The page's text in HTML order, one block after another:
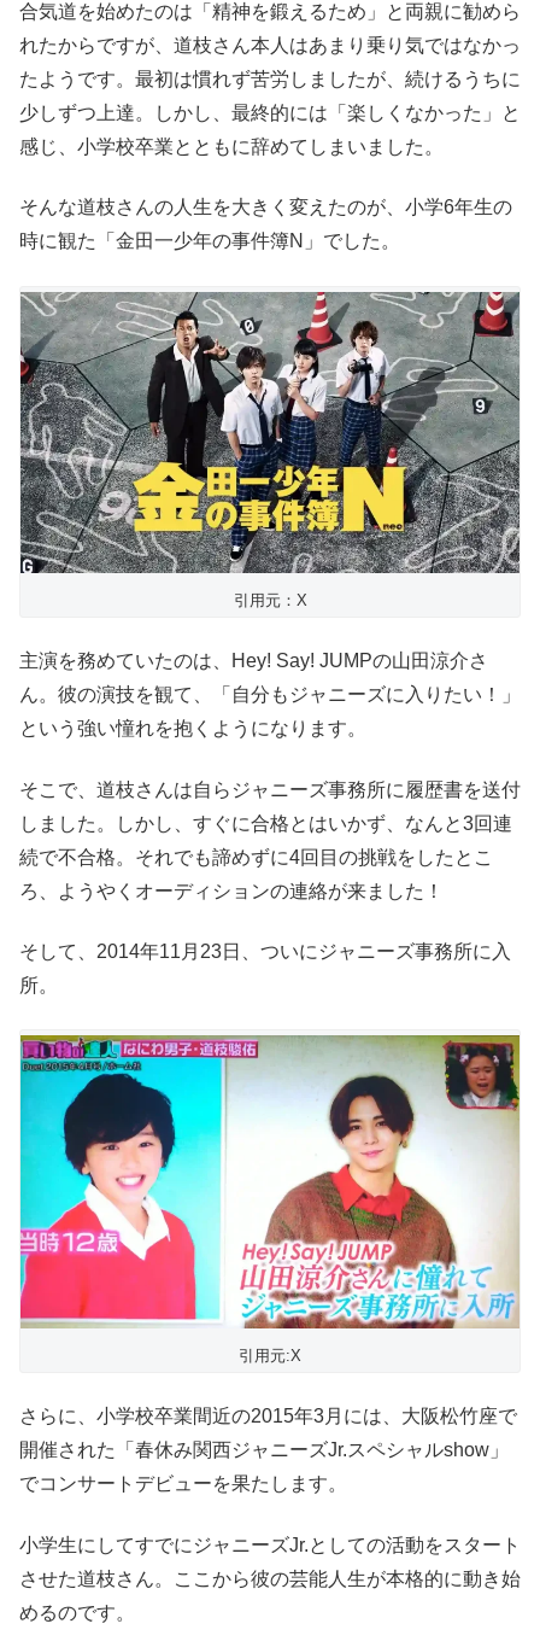
合気道を始めたのは「精神を鍛えるため」と両親に勧めら
れたからですが、道枝さん本人はあまり乗り気ではなかっ
たようです。最初は慣れず苦労しましたが、続けるうちに
少しずつ上達。しかし、最終的には「楽しくなかった」と
感じ、小学校卒業とともに辞めてしまいました。
そんな道枝さんの人生を大きく変えたのが、小学6年生の
時に観た「金田一少年の事件簿N」でした。
引用元：X
主演を務めていたのは、Hey! Say! JUMPの山田涼介さ
ん。彼の演技を観て、「自分もジャニーズに入りたい！」
という強い憧れを抱くようになります。
そこで、道枝さんは自らジャニーズ事務所に履歴書を送付
しました。しかし、すぐに合格とはいかず、なんと3回連
続で不合格。それでも諦めずに4回目の挑戦をしたとこ
ろ、ようやくオーディションの連絡が来ました！
そして、2014年11月23日、ついにジャニーズ事務所に入
所。
引用元:X
さらに、小学校卒業間近の2015年3月には、大阪松竹座で
開催された「春休み関西ジャニーズJr.スペシャルshow」
でコンサートデビューを果たします。
小学生にしてすでにジャニーズJr.としての活動をスタート
させた道枝さん。ここから彼の芸能人生が本格的に動き始
めるのです。